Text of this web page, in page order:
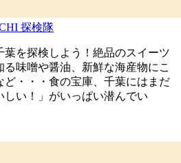
探検隊
葉を探検しよう！絶品のスイーツ
味噌や醤油、新鮮な海産物にこ
ど・・・食の宝庫、千葉にはまだ
しい！」がいっぱい潜んでい